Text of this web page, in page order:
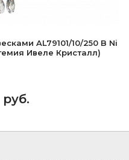
AL79101/10/250 B Ni
Ивеле Кристалл)
руб.